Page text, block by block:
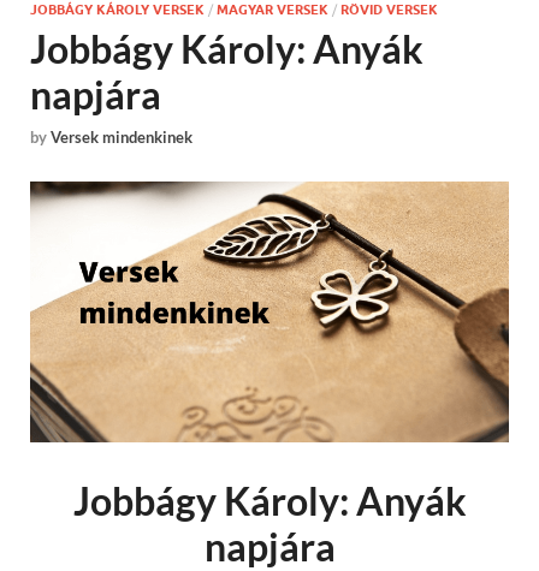
JOBBÁGY KÁROLY VERSEK / MAGYAR VERSEK / RÖVID VERSEK
Jobbágy Károly: Anyák
napjára
byVersek mindenkinek
Jobbágy Károly: Anyák
napjára